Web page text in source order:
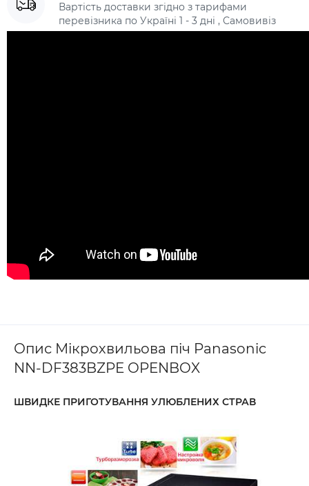
Вартість доставки згідно з тарифами
перевізника по Україні 1 - 3 дні , Самовивіз
Опис Мікрохвильова піч Panasonic
NN-DF383BZPE OPENBOX
ШВИДКЕ ПРИГОТУВАННЯ УЛЮБЛЕНИХ СТРАВ